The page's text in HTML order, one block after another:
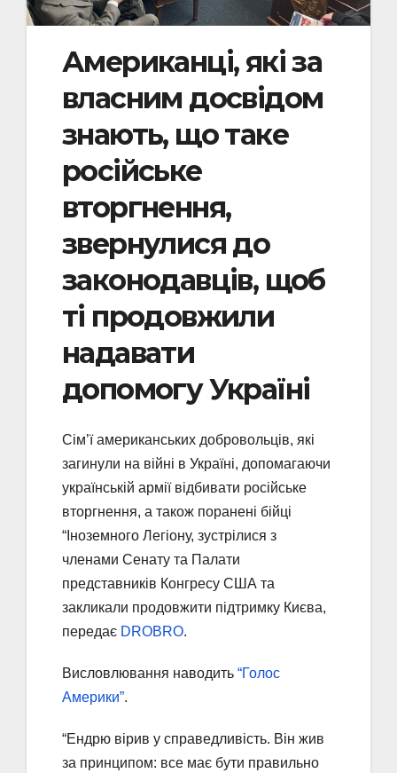
Американці, які за
власним досвідом
знають, що таке
російське
вторгнення,
звернулися до
законодавців, щоб
ті продовжили
надавати
допомогу Україні
Сім’ї американських добровольців, які
загинули на війні в Україні, допомагаючи
українській армії відбивати російське
вторгнення, а також поранені бійці
“Іноземного Легіону, зустрілися з
членами Сенату та Палати
представників Конгресу США та
закликали продовжити підтримку Києва,
передає DROBRO.
Висловлювання наводить “Голос
Америки”.
“Ендрю вірив у справедливість. Він жив
за принципом: все має бути правильно